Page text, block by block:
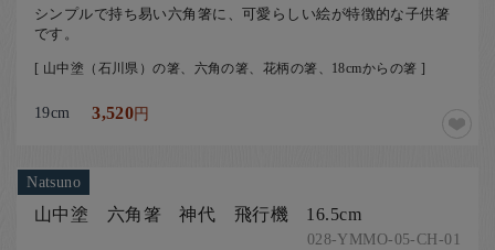
シンプルで持ち易い六角箸に、可愛らしい絵が特徴的な子供箸
です。
[ 山中塗（石川県）の箸、六角の箸、花柄の箸、18cmからの箸 ]
19cm 3,520円
Natsuno
山中塗 六角箸 神代 飛行機 16.5cm
028-YMMO-05-CH-01